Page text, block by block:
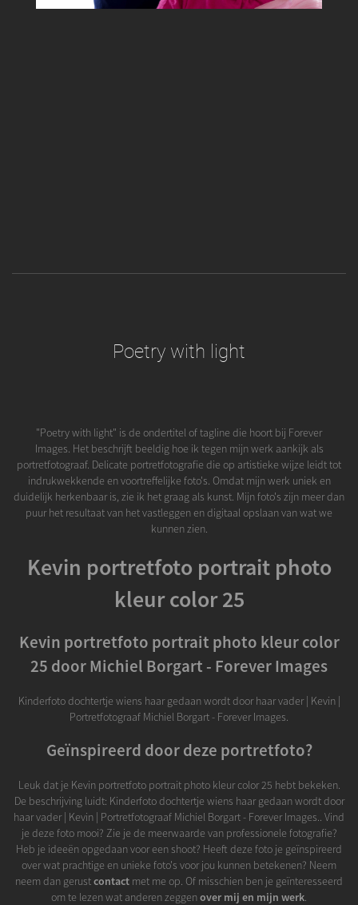
Poetry with light
"Poetry with light" is de ondertitel of tagline die hoort bij Forever
Images. Het beschrijft beeldig hoe ik tegen mijn werk aankijk als
portretfotograaf. Delicate portretfotografie die op artistieke wijze leidt tot
indrukwekkende en voortreffelijke foto's. Omdat mijn werk uniek en
duidelijk herkenbaar is, zie ik het graag als kunst. Mijn foto's zijn meer dan
puur het resultaat van het vastleggen en digitaal opslaan van wat we
kunnen zien.
Kevin portretfoto portrait photo
kleur color 25
Kevin portretfoto portrait photo kleur color
25 door Michiel Borgart - Forever Images
Kinderfoto dochtertje wiens haar gedaan wordt door haar vader | Kevin |
Portretfotograaf Michiel Borgart - Forever Images.
Geïnspireerd door deze portretfoto?
Leuk dat je Kevin portretfoto portrait photo kleur color 25 hebt bekeken.
De beschrijving luidt: Kinderfoto dochtertje wiens haar gedaan wordt door
haar vader | Kevin | Portretfotograaf Michiel Borgart - Forever Images.. Vind
je deze foto mooi? Zie je de meerwaarde van professionele fotografie?
Heb je ideeën opgedaan voor een shoot? Heeft deze foto je geïnspireerd
over wat prachtige en unieke foto's voor jou kunnen betekenen? Neem
neem dan gerustcontact met me op. Of misschien ben je geïnteresseerd
om te lezen wat anderen zeggenover mij en mijn werk